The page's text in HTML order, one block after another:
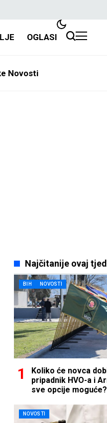
OGLASI
Novosti
Najčitanije ovaj
BIH NOVOSTI
Koliko će novca
pripadnik HVO-a i
sve opcije
NOVOSTI